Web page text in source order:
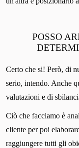
POSSO
Certo che si! Però, di
serio, intendo. Anche
valutazioni e di
Ciò che facciamo è
cliente per poi
raggiungere tutti gli